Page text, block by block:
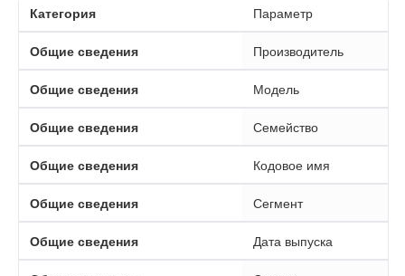
Категория Параметр
Общие сведения Производитель
Общие сведения Модель
Общие сведения Семейство
Общие сведения Кодовое имя
Общие сведения Сегмент
Общие сведения Дата выпуска